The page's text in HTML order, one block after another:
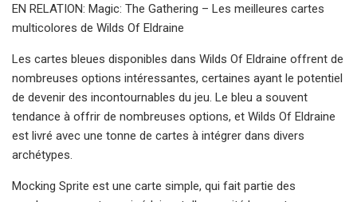
EN RELATION: Magic: The Gathering – Les meilleures cartes
multicolores de Wilds Of Eldraine
Les cartes bleues disponibles dans Wilds Of Eldraine offrent de
nombreuses options intéressantes, certaines ayant le potentiel
de devenir des incontournables du jeu. Le bleu a souvent
tendance à offrir de nombreuses options, et Wilds Of Eldraine
est livré avec une tonne de cartes à intégrer dans divers
archétypes.
Mocking Sprite est une carte simple, qui fait partie des